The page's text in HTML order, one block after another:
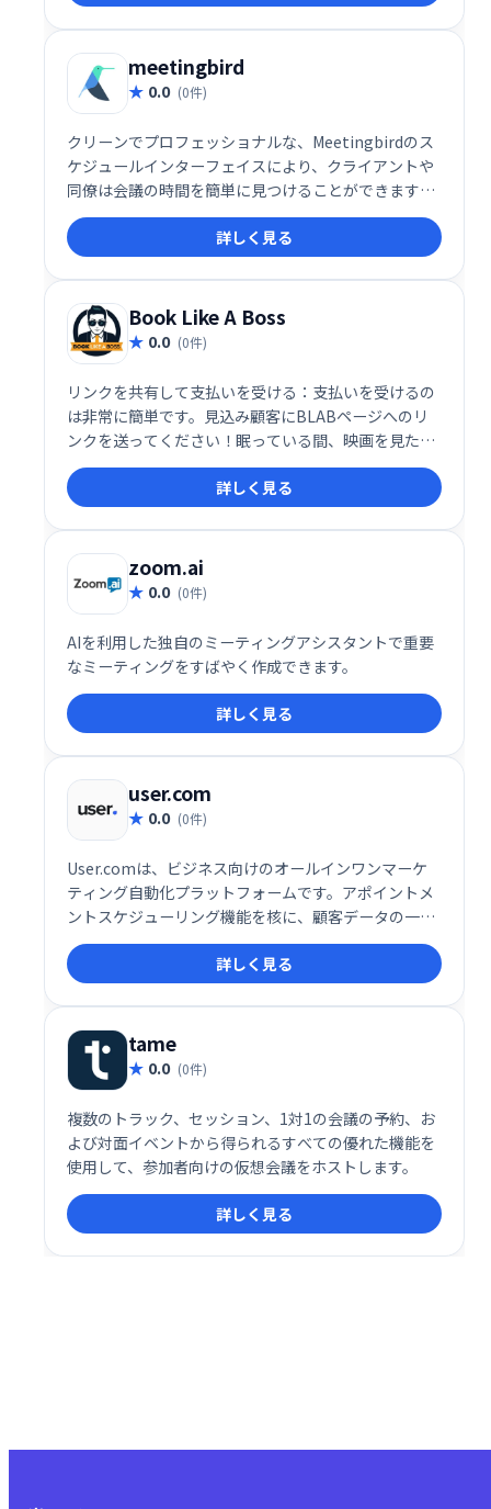
meetingbird
0.0 (0件)
クリーンでプロフェッショナルな、Meetingbirdのス
ケジュールインターフェイスにより、クライアントや
同僚は会議の時間を簡単に見つけることができます。
また、Meetingbirdの堅牢な設定により、会議の時
間、場所、タイムゾーンなどを簡単にカスタマイズで
きます。
詳しく見る
Book Like A Boss
0.0 (0件)
リンクを共有して支払いを受ける：支払いを受けるの
は非常に簡単です。見込み顧客にBLABページへのリ
ンクを送ってください！眠っている間、映画を見た
り、請求書を追跡したり、手動で売上を追跡したりす
る以外のことに取り組んでいる間に、お金がアカウン
トに流れ込みます。
詳しく見る
zoom.ai
0.0 (0件)
AIを利用した独自のミーティングアシスタントで重要
なミーティングをすばやく作成できます。
詳しく見る
user.com
0.0 (0件)
User.comは、ビジネス向けのオールインワンマーケ
ティング自動化プラットフォームです。アポイントメ
ントスケジューリング機能を核に、顧客データの一元
管理でエンゲージメントとコンバージョン率向上を実
現します。様々なコミュニケーションチャネルを統合
し、効率的な顧客接点を促進。予約スケジュールの最
適化で、ビジネス成長を支援します。
詳しく見る
tame
0.0 (0件)
複数のトラック、セッション、1対1の会議の予約、お
よび対面イベントから得られるすべての優れた機能を
使用して、参加者向けの仮想会議をホストします。
詳しく見る